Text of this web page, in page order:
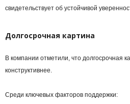
свидетельствует об устойчивой
Долгосрочная картина
В компании отметили, что долгосрочная
конструктивнее.
Среди ключевых факторов поддержки: